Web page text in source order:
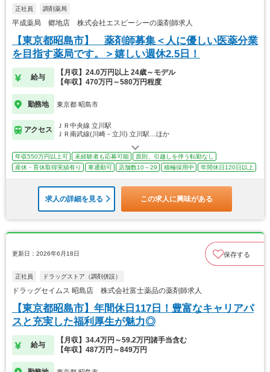
正社員 調剤薬局
平成薬局 郷地店 株式会社エスピーシーの薬剤師求人
【東京都昭島市】 薬剤師募集＜人に優しい医薬分業
を目指す薬局です。＞嬉しい週休2.5日！
給与
【月収】24.0万円以上 24歳～モデル
【年収】470万円～580万円程度
勤務地 東京都 昭島市
アクセス
ＪＲ中央線 立川駅
ＪＲ南武線(川崎－立川) 立川駅…ほか
年収550万円以上可 未経験者も応募可能
原則、引越しを伴う転勤なし
産休・育休取得実績有り
車通勤可 店舗数10～29 積極採用中 年間休日120日以上
求人の詳細を見る この求人に興味がある
更新日：2026年6月18日 保存する
正社員 ドラッグストア（調剤併設）
ドラッグセイムス 昭島店 株式会社富士薬品の薬剤師求人
【東京都昭島市】年間休日117日！豊富なキャリアパ
スと充実した福利厚生が魅力◎
給与
【月収】34.4万円～59.2万円諸手当含む
【年収】487万円～849万円